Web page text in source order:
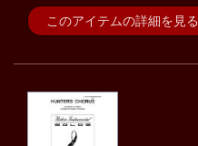
このアイテムの詳細を見る